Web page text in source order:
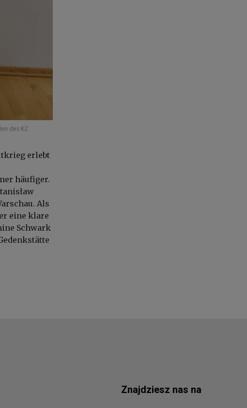
des KZ
erlebt
häufiger.
Als
eine klare
Schwark
Znajdziesz nas na